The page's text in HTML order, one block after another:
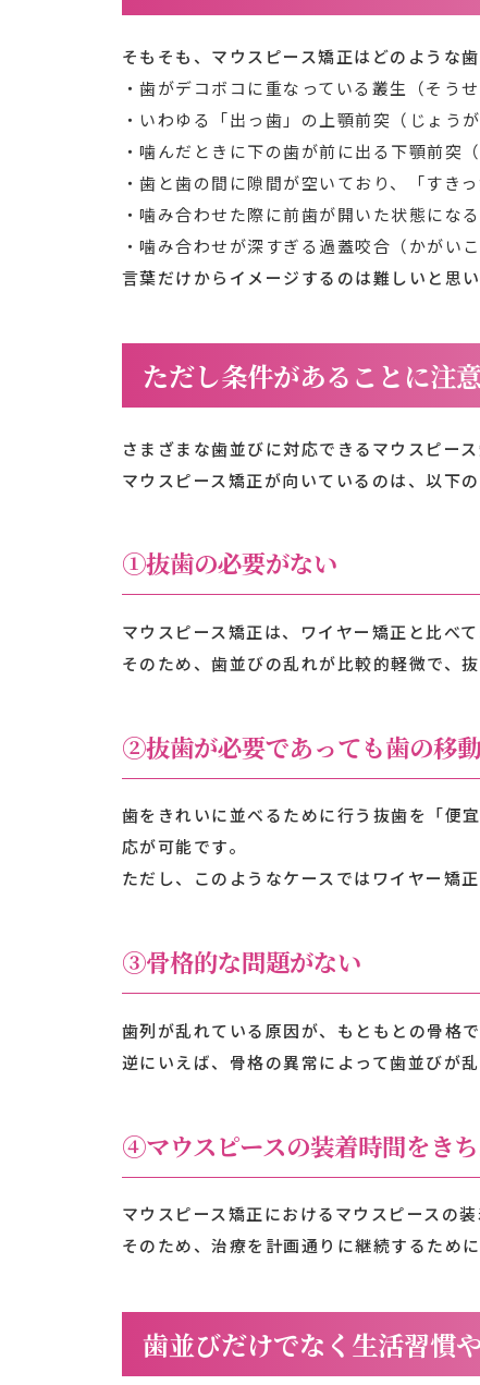
そもそも、マウスピース矯正はどのような
・歯がデコボコに重なっている叢生（そうせ
・いわゆる「出っ歯」の上顎前突（じょうが
・噛んだときに下の歯が前に出る下顎前突
・歯と歯の間に隙間が空いており、「すき
・噛み合わせた際に前歯が開いた状態にな
・噛み合わせが深すぎる過蓋咬合（かがいこ
言葉だけからイメージするのは難しいと思
ただし条件があることに注意
さまざまな歯並びに対応できるマウスピー
マウスピース矯正が向いているのは、以下
①抜歯の必要がない
マウスピース矯正は、ワイヤー矯正と比べ
そのため、歯並びの乱れが比較的軽微で、
②抜歯が必要であっても歯の移
歯をきれいに並べるために行う抜歯を「便
応が可能です。
ただし、このようなケースではワイヤー矯
③骨格的な問題がない
歯列が乱れている原因が、もともとの骨格
逆にいえば、骨格の異常によって歯並びが
④マウスピースの装着時間をき
マウスピース矯正におけるマウスピースの
そのため、治療を計画通りに継続するため
歯並びだけでなく生活習慣